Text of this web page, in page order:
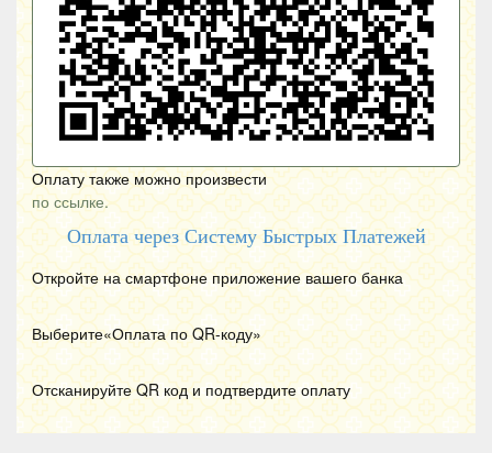
Оплату также можно произвести
по ссылке.
Оплата через Систему Быстрых Платежей
Откройте на смартфоне приложение вашего банка
Выберите«Оплата по QR-коду»
Отсканируйте QR код и подтвердите оплату